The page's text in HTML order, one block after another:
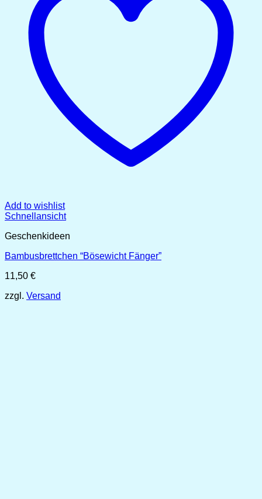
Add to wishlist
Schnellansicht
Geschenkideen
Bambusbrettchen “Bösewicht Fänger”
11,50 €
zzgl. Versand